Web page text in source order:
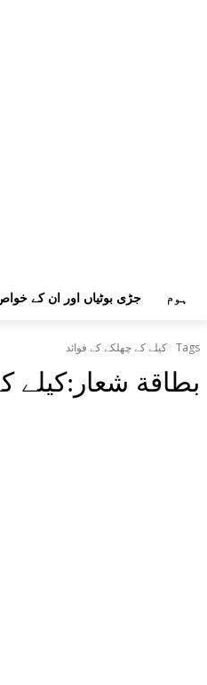
جڑی بوٹیاں اور ان کے ہوم
Tags کیلے کے چھلکے کے فوائد
بطاقة شعار:کیلے